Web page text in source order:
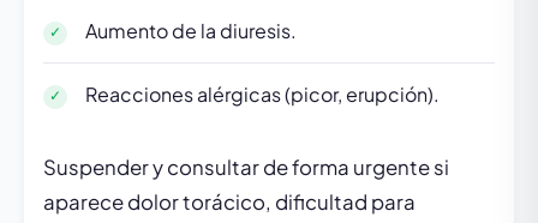
Aumento de la diuresis.
Reacciones alérgicas (picor, erupción).
Suspender y consultar de forma urgente si
aparece dolor torácico, dificultad para